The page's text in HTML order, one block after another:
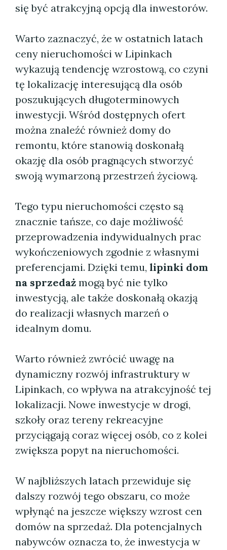
się być atrakcyjną opcją dla inwestorów.
Warto zaznaczyć, że w ostatnich latach
ceny nieruchomości w Lipinkach
wykazują tendencję wzrostową, co czyni
tę lokalizację interesującą dla osób
poszukujących długoterminowych
inwestycji. Wśród dostępnych ofert
można znaleźć również domy do
remontu, które stanowią doskonałą
okazję dla osób pragnących stworzyć
swoją wymarzoną przestrzeń życiową.
Tego typu nieruchomości często są
znacznie tańsze, co daje możliwość
przeprowadzenia indywidualnych prac
wykończeniowych zgodnie z własnymi
preferencjami. Dzięki temu, lipinki dom
na sprzedaż mogą być nie tylko
inwestycją, ale także doskonałą okazją
do realizacji własnych marzeń o
idealnym domu.
Warto również zwrócić uwagę na
dynamiczny rozwój infrastruktury w
Lipinkach, co wpływa na atrakcyjność tej
lokalizacji. Nowe inwestycje w drogi,
szkoły oraz tereny rekreacyjne
przyciągają coraz więcej osób, co z kolei
zwiększa popyt na nieruchomości.
W najbliższych latach przewiduje się
dalszy rozwój tego obszaru, co może
wpłynąć na jeszcze większy wzrost cen
domów na sprzedaż. Dla potencjalnych
nabywców oznacza to, że inwestycja w